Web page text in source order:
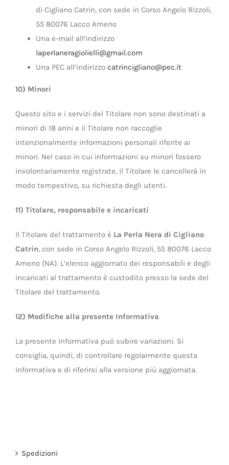
di Cigliano Catrin, con sede in Corso Angelo Rizzoli,
55 80076 Lacco Ameno
Una e-mail all’indirizzo
laperlaneragiolielli@gmail.com
Una PEC all’indirizzo catrincigliano@pec.it
10) Minori
Questo sito e i servizi del Titolare non sono destinati a
minori di 18 anni e il Titolare non raccoglie
intenzionalmente informazioni personali riferite ai
minori. Nel caso in cui informazioni su minori fossero
involontariamente registrate, il Titolare le cancellerà in
modo tempestivo, su richiesta degli utenti.
11) Titolare, responsabile e incaricati
Il Titolare del trattamento è La Perla Nera di Cigliano
Catrin, con sede in Corso Angelo Rizzoli, 55 80076 Lacco
Ameno (NA). L’elenco aggiornato dei responsabili e degli
incaricati al trattamento è custodito presso la sede del
Titolare del trattamento.
12) Modifiche alla presente Informativa
La presente Informativa può subire variazioni. Si
consiglia, quindi, di controllare regolarmente questa
Informativa e di riferirsi alla versione più aggiornata.
Spedizioni